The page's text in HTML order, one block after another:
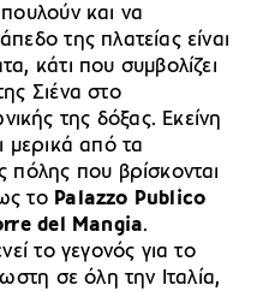
και να
της πλατείας είναι
κάτι που συμβολίζει
Σιένα στο
της δόξας. Εκείνη
μερικά από τα
πόλης που βρίσκονται
το Palazzo Publico
del Mangia.
το γεγονός για το
σε όλη την Ιταλία,